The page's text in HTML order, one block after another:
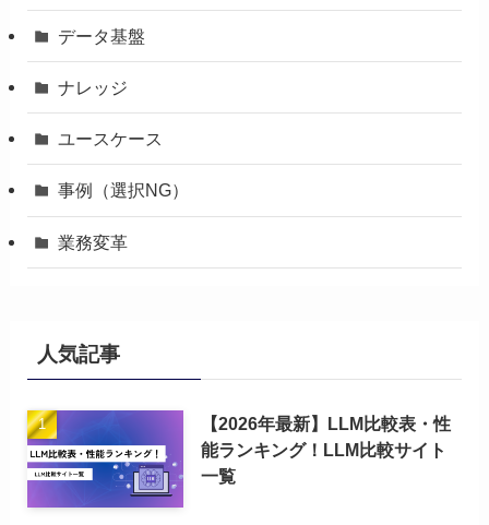
データ基盤
ナレッジ
ユースケース
事例（選択NG）
業務変革
人気記事
【2026年最新】LLM比較表・性
能ランキング！LLM比較サイト
一覧